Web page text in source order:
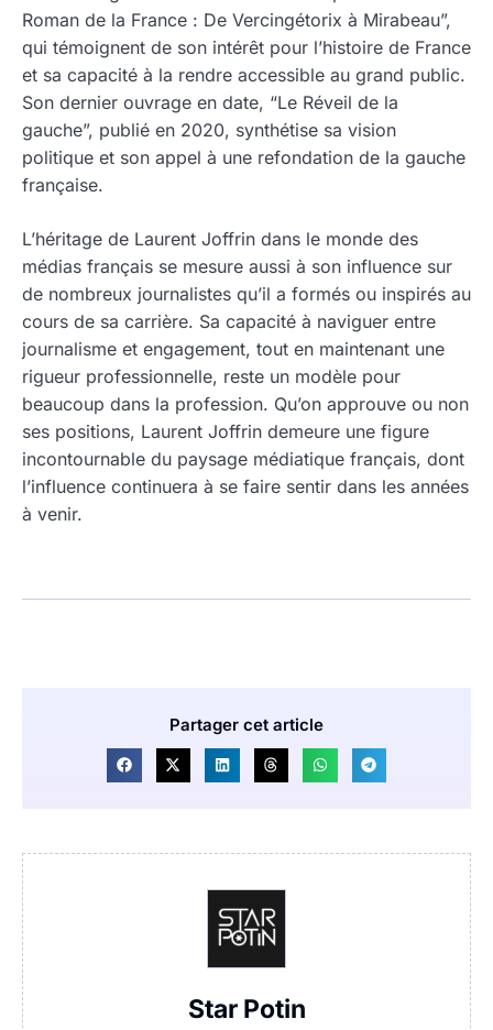
Roman de la France : De Vercingétorix à Mirabeau”,
qui témoignent de son intérêt pour l’histoire de France
et sa capacité à la rendre accessible au grand public.
Son dernier ouvrage en date, “Le Réveil de la
gauche”, publié en 2020, synthétise sa vision
politique et son appel à une refondation de la gauche
française.
L’héritage de Laurent Joffrin dans le monde des
médias français se mesure aussi à son influence sur
de nombreux journalistes qu’il a formés ou inspirés au
cours de sa carrière. Sa capacité à naviguer entre
journalisme et engagement, tout en maintenant une
rigueur professionnelle, reste un modèle pour
beaucoup dans la profession. Qu’on approuve ou non
ses positions, Laurent Joffrin demeure une figure
incontournable du paysage médiatique français, dont
l’influence continuera à se faire sentir dans les années
à venir.
Partager cet article
Star Potin